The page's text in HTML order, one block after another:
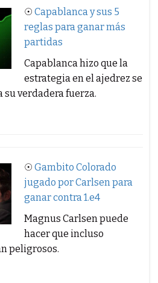
☉ Capablanca y sus 5
reglas para ganar más
partidas
Capablanca hizo que la
estrategia en el ajedrez se
su verdadera fuerza.
☉ Gambito Colorado
jugado por Carlsen para
ganar contra 1.e4
Magnus Carlsen puede
hacer que incluso
peligrosos.